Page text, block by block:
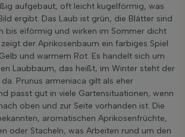
aufgebaut, oft leicht kugelförmig, was
ergibt. Das Laub ist grün, die Blätter sind
bis eiförmig und wirken im Sommer dicht
der Aprikosenbaum ein farbiges Spiel
und warmem Rot. Es handelt sich um
Laubbaum, das heißt, im Winter steht der
Prunus armeniaca gilt als eher
passt gut in viele Gartensituationen, wenn
oben und zur Seite vorhanden ist. Die
aromatischen Aprikosenfrüchte,
oder Stacheln, was Arbeiten rund um den